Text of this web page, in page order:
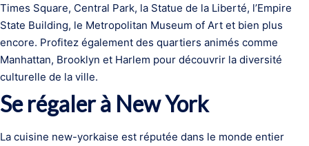
Times Square, Central Park, la Statue de la Liberté, l’Empire
State Building, le Metropolitan Museum of Art et bien plus
encore. Profitez également des quartiers animés comme
Manhattan, Brooklyn et Harlem pour découvrir la diversité
culturelle de la ville.
Se régaler à New York
La cuisine new-yorkaise est réputée dans le monde entier